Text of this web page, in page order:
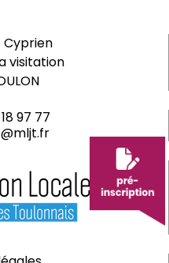
Cyprien
visitation
97 77